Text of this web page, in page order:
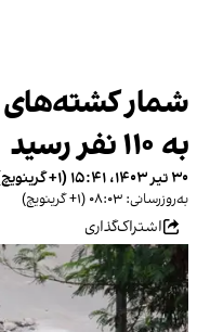
شمار کشته‌های
به ۱۱۰ نفر رسید
۳۰ تیر ۱۴۰۳، ۱۵:۴۱ (‎+۱ گرینویچ)
به‌روزرسانی: ۰۸:۰۳ (‎+۱ گرینویچ)
اشتراک‌گذاری